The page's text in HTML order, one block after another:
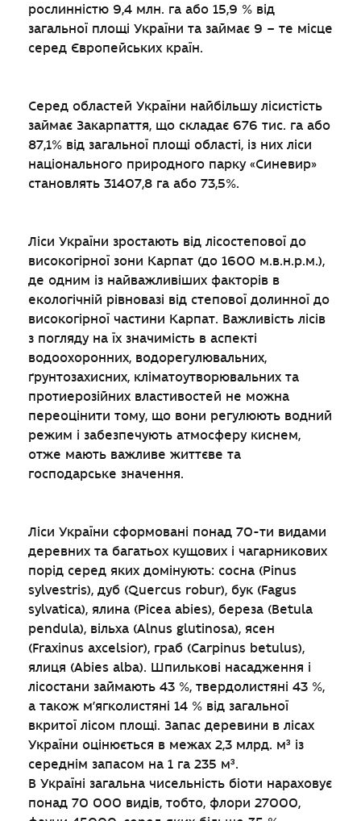
рослинністю 9,4 млн. га або 15,9 % від
загальної площі України та займає 9 – те місце
серед Європейських країн.
Серед областей України найбільшу лісистість
займає Закарпаття, що складає 676 тис. га або
87,1% від загальної площі області, із них ліси
національного природного парку «Синевир»
становлять 31407,8 га або 73,5%.
Ліси України зростають від лісостепової до
високогірної зони Карпат (до 1600 м.в.н.р.м.),
де одним із найважливіших факторів в
екологічній рівновазі від степової долинної до
високогірної частини Карпат. Важливість лісів
з погляду на їх значимість в аспекті
водоохоронних, водорегулювальних,
ґрунтозахисних, кліматоутворювальних та
протиерозійних властивостей не можна
переоцінити тому, що вони регулюють водний
режим і забезпечують атмосферу киснем,
отже мають важливе життєве та
господарське значення.
Ліси України сформовані понад 70-ти видами
деревних та багатьох кущових і чагарникових
порід серед яких домінують: сосна (Pinus
sylvestris), дуб (Quercus robur), бук (Fagus
sylvatica), ялина (Picea abies), береза (Betula
pendula), вільха (Alnus glutinosa), ясен
(Fraxinus axсelsior), граб (Carpinus betulus),
ялиця (Abies alba). Шпилькові насадження і
лісостани займають 43 %, твердолистяні 43 %,
а також м’ягколистяні 14 % від загальної
вкритої лісом площі. Запас деревини в лісах
України оцінюється в межах 2,3 млрд. м³ із
середнім запасом на 1 га 235 м³.
В Україні загальна чисельність біоти нараховує
понад 70 000 видів, тобто, флори 27000,